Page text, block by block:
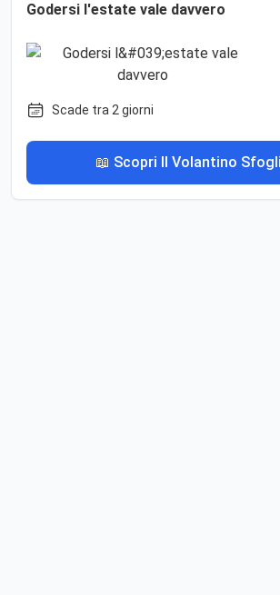
Godersi l'estate vale davvero
Scade tra 2 giorni
📖 Scopri Il Volantino